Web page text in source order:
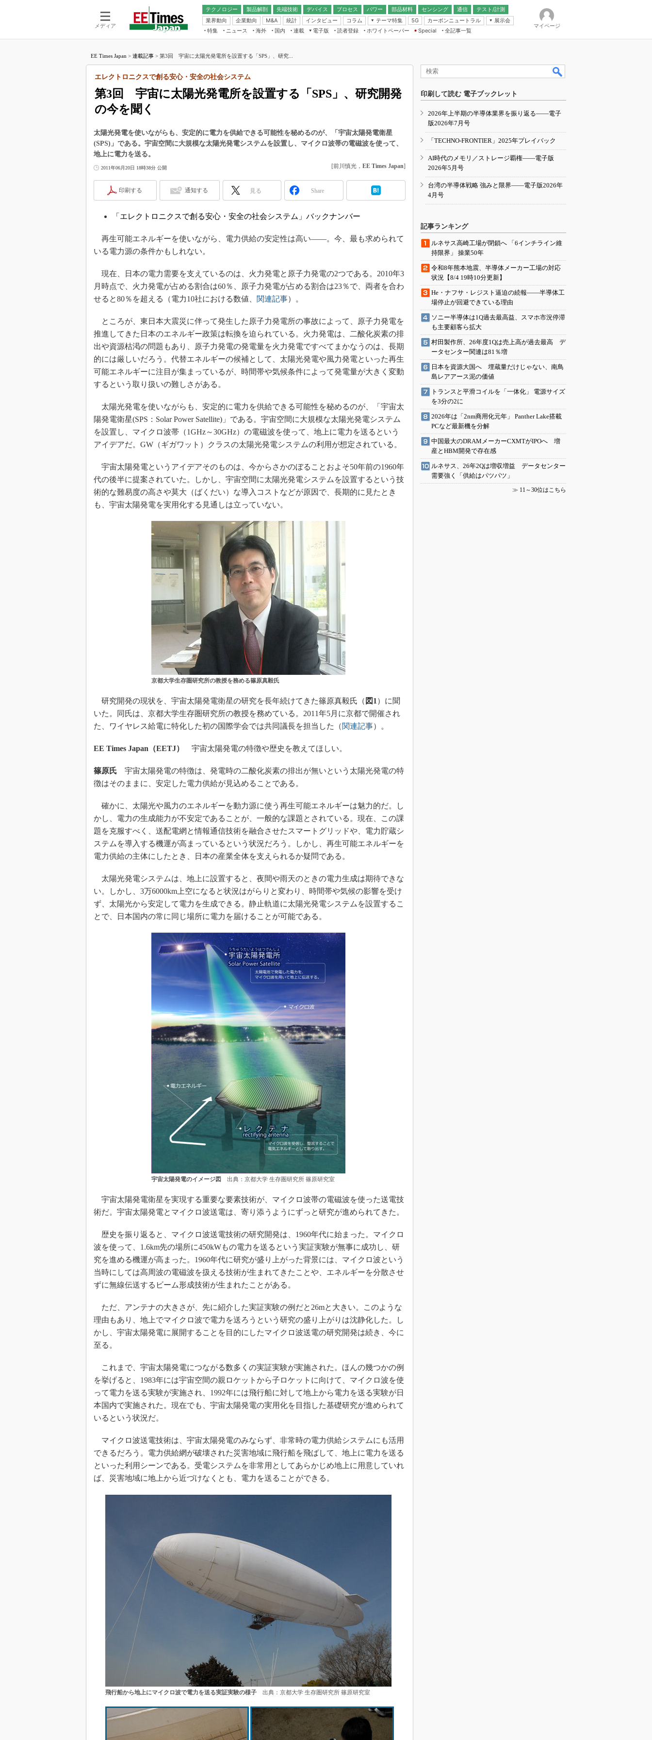
メディア
テクノロジー 製品解剖
先端技術
電池／エネルギー
デバイス
アナログ
マイコン
FPGA
プロセス パワー 部品材料 センシング
通信
無線
テスト/計測
業界動向
企業動向 M&A 統計 インタビュー コラム
テーマ特集
フィジカルAI
読者調査（EE Times Research）
電源設計（EDN Japan）
5G カーボンニュートラル
展示会
IoT・エッジコンピューティング
EXPO
TECHNO-FRONTIER
人とくるま展
特集 ニュース 海外 国内
連載
福田昭のデバイス通信
湯之上隆のナノフォーカス
大山聡の業界スコープ
大原雄介のエレ・組み込みプレイバ
学漂流記
世界を「数字」で回してみよう
この10年で起こったこと、次の10年
で起こること
光伝送技術を知る
“異端児エンジニア”が仕掛けた社内
改革、執念の180日
JASA発IoT通信
IHSアナリスト「未来展望」
「英語に愛されないエンジニア」の
電子版
電子ブックレット
読者登録 ホワイトペーパー
Special
全記事一覧
マイページ
EE Times Japan > 連載記事 > 第3回 宇宙に太陽光発電所を設置する「SPS」、研究...
第3回 宇宙に太陽光発電所を設置する「SPS」、研究開発
の今を聞く
エレクトロニクスで創る安心・安全の社会システム
太陽光発電を使いながらも、安定的に電力を供給できる可能性を秘めるのが、「宇宙太陽発電衛星
(SPS)」である。宇宙空間に大規模な太陽光発電システムを設置し、マイクロ波帯の電磁波を使って、
地上に電力を送る。
2011年06月20日 18時38分 公開 [前川慎光， EE Times Japan]
印刷する 通知する 見る Share
「エレクトロニクスで創る安心・安全の社会システム」バックナンバー
再生可能エネルギーを使いながら、電力供給の安定性は高い――。今、最も求められて
いる電力源の条件かもしれない。
現在、日本の電力需要を支えているのは、火力発電と原子力発電の2つである。2010年3
月時点で、火力発電が占める割合は60％、原子力発電が占める割合は23％で、両者を合わ
せると80％を超える（電力10社における数値、 関連記事）。
ところが、東日本大震災に伴って発生した原子力発電所の事故によって、原子力発電を
推進してきた日本のエネルギー政策は転換を迫られている。火力発電は、二酸化炭素の排
出や資源枯渇の問題もあり、原子力発電の発電量を火力発電ですべてまかなうのは、長期
的には厳しいだろう。代替エネルギーの候補として、太陽光発電や風力発電といった再生
可能エネルギーに注目が集まっているが、時間帯や気候条件によって発電量が大きく変動
するという取り扱いの難しさがある。
太陽光発電を使いながらも、安定的に電力を供給できる可能性を秘めるのが、「宇宙太
陽発電衛星(SPS：Solar Power Satellite)」である。宇宙空間に大規模な太陽光発電システム
を設置し、マイクロ波帯（1GHz～30GHz）の電磁波を使って、地上に電力を送るという
アイデアだ。GW（ギガワット）クラスの太陽光発電システムの利用が想定されている。
宇宙太陽発電というアイデアそのものは、今からさかのぼることおよそ50年前の1960年
代の後半に提案されていた。しかし、宇宙空間に太陽光発電システムを設置するという技
術的な難易度の高さや莫大（ばくだい）な導入コストなどが原因で、長期的に見たとき
も、宇宙太陽発電を実用化する見通しは立っていない。
京都大学生存圏研究所の教授を務める篠原真毅氏
研究開発の現状を、宇宙太陽発電衛星の研究を長年続けてきた篠原真毅氏（ 図1 ）に聞
いた。同氏は、京都大学生存圏研究所の教授を務めている。2011年5月に京都で開催され
た、ワイヤレス給電に特化した初の国際学会では共同議長を担当した（関連記事）。
EE Times Japan（EETJ） 宇宙太陽発電の特徴や歴史を教えてほしい。
篠原氏 宇宙太陽発電の特徴は、発電時の二酸化炭素の排出が無いという太陽光発電の特
徴はそのままに、安定した電力供給が見込めることである。
確かに、太陽光や風力のエネルギーを動力源に使う再生可能エネルギーは魅力的だ。し
かし、電力の生成能力が不安定であることが、一般的な課題とされている。現在、この課
題を克服すべく、送配電網と情報通信技術を融合させたスマートグリッドや、電力貯蔵シ
ステムを導入する機運が高まっているという状況だろう。しかし、再生可能エネルギーを
電力供給の主体にしたとき、日本の産業全体を支えられるか疑問である。
太陽光発電システムは、地上に設置すると、夜間や雨天のときの電力生成は期待できな
い。しかし、3万6000km上空になると状況はがらりと変わり、時間帯や気候の影響を受け
ず、太陽光から安定して電力を生成できる。静止軌道に太陽光発電システムを設置するこ
とで、日本国内の常に同じ場所に電力を届けることが可能である。
宇宙太陽発電のイメージ図 出典：京都大学 生存圏研究所 篠原研究室
宇宙太陽発電衛星を実現する重要な要素技術が、マイクロ波帯の電磁波を使った送電技
術だ。宇宙太陽発電とマイクロ波送電は、寄り添うようにずっと研究が進められてきた。
歴史を振り返ると、マイクロ波送電技術の研究開発は、1960年代に始まった。マイクロ
波を使って、1.6km先の場所に450kWもの電力を送るという実証実験が無事に成功し、研
究を進める機運が高まった。1960年代に研究が盛り上がった背景には、マイクロ波という
当時にしては高周波の電磁波を扱える技術が生まれてきたことや、エネルギーを分散させ
ずに無線伝送するビーム形成技術が生まれたことがある。
ただ、アンテナの大きさが、先に紹介した実証実験の例だと26mと大きい。このような
理由もあり、地上でマイクロ波で電力を送ろうという研究の盛り上がりは沈静化した。し
かし、宇宙太陽発電に展開することを目的にしたマイクロ波送電の研究開発は続き、今に
至る。
これまで、宇宙太陽発電につながる数多くの実証実験が実施された。ほんの幾つかの例
を挙げると、1983年には宇宙空間の親ロケットから子ロケットに向けて、マイクロ波を使
って電力を送る実験が実施され、1992年には飛行船に対して地上から電力を送る実験が日
本国内で実施された。現在でも、宇宙太陽発電の実用化を目指した基礎研究が進められて
いるという状況だ。
マイクロ波送電技術は、宇宙太陽発電のみならず、非常時の電力供給システムにも活用
できるだろう。電力供給網が破壊された災害地域に飛行船を飛ばして、地上に電力を送る
といった利用シーンである。受電システムを非常用としてあらかじめ地上に用意していれ
ば、災害地域に地上から近づけなくとも、電力を送ることができる。
飛行船から地上にマイクロ波で電力を送る実証実験の様子出典：京都大学 生存圏研究所 篠原研究室
印刷して読む 電子ブックレット
2026年上半期の半導体業界を振り返る――電子
版2026年7月号
「TECHNO-FRONTIER」2025年プレイバック
AI時代のメモリ／ストレージ覇権――電子版
2026年5月号
台湾の半導体戦略 強みと限界――電子版2026年
4月号
記事ランキング
ルネサス高崎工場が閉鎖へ 「6インチライン維
持限界」 操業50年
令和8年熊本地震、半導体メーカー工場の対応
状況【8/4 19時10分更新】
He・ナフサ・レジスト逼迫の続報――半導体工
場停止が回避できている理由
ソニー半導体は1Q過去最高益、スマホ市況停滞
も主要顧客ら拡大
村田製作所、26年度1Qは売上高が過去最高 デ
ータセンター関連は81％増
日本を資源大国へ 埋蔵量だけじゃない、南鳥
島レアアース泥の価値
トランスと平滑コイルを「一体化」 電源サイズ
を3分の2に
2026年は「2nm商用化元年」 Panther Lake搭載
PCなど最新機を分解
中国最大のDRAMメーカーCXMTがIPOへ 増
産とHBM開発で存在感
ルネサス、26年2Qは増収増益 データセンター
需要強く「供給はパツパツ」
≫ 11～30位はこちら